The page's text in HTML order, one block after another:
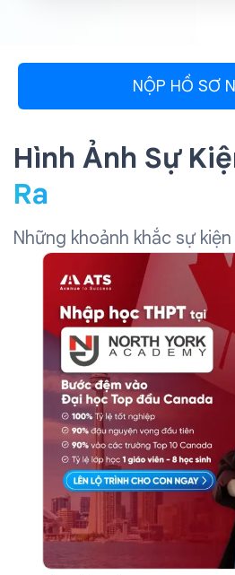
NỘP HỒ SƠ
Hình Ảnh Sự
Ra
Những khoảnh khắc sự